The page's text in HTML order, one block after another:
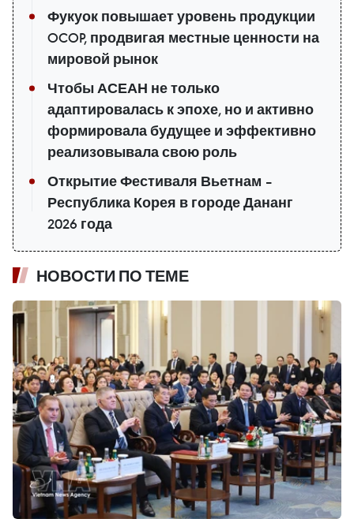
Фукуок повышает уровень продукции
OCOP, продвигая местные ценности на
мировой рынок
Чтобы АСЕАН не только
адаптировалась к эпохе, но и активно
формировала будущее и эффективно
реализовывала свою роль
Открытие Фестиваля Вьетнам –
Республика Корея в городе Дананг
2026 года
НОВОСТИ ПО ТЕМЕ